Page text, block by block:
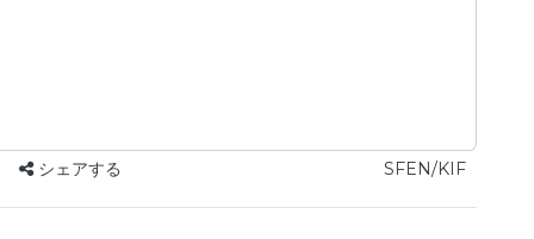
シェアする SFEN/KIF